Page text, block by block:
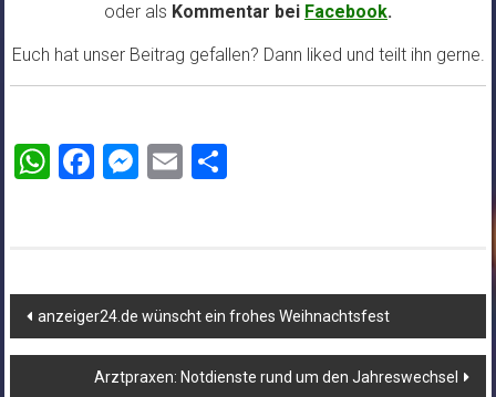
oder als Kommentar bei Facebook.
Euch hat unser Beitrag gefallen? Dann liked und teilt ihn gerne.
WhatsApp
Facebook
Messenger
EmailTeilen
Beitragsnavigation
anzeiger24.de wünscht ein frohes Weihnachtsfest
Arztpraxen: Notdienste rund um den Jahreswechsel